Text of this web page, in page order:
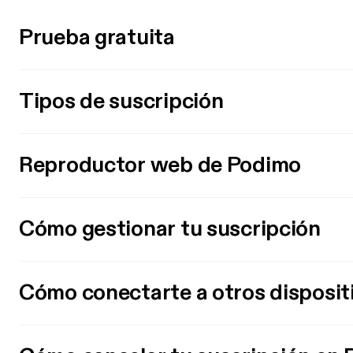
Prueba gratuita
Tipos de suscripción
Reproductor web de Podimo
Cómo gestionar tu suscripción
Cómo conectarte a otros